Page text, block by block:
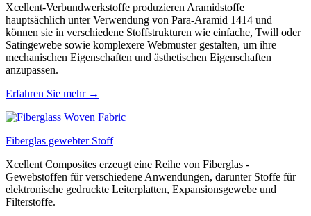
Xcellent-Verbundwerkstoffe produzieren Aramidstoffe
hauptsächlich unter Verwendung von Para-Aramid 1414 und
können sie in verschiedene Stoffstrukturen wie einfache, Twill oder
Satingewebe sowie komplexere Webmuster gestalten, um ihre
mechanischen Eigenschaften und ästhetischen Eigenschaften
anzupassen.
Erfahren Sie mehr →
Fiberglas gewebter Stoff
Xcellent Composites erzeugt eine Reihe von Fiberglas -
Gewebstoffen für verschiedene Anwendungen, darunter Stoffe für
elektronische gedruckte Leiterplatten, Expansionsgewebe und
Filterstoffe.